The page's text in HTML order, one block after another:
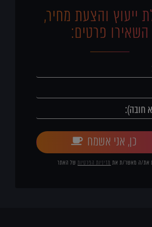
ייעוץ והצעת מחיר,
השאירו פרטים:
כן, אני אשמח
את/ה מאשר/ת את מדיניות הפרטיותשל האתר